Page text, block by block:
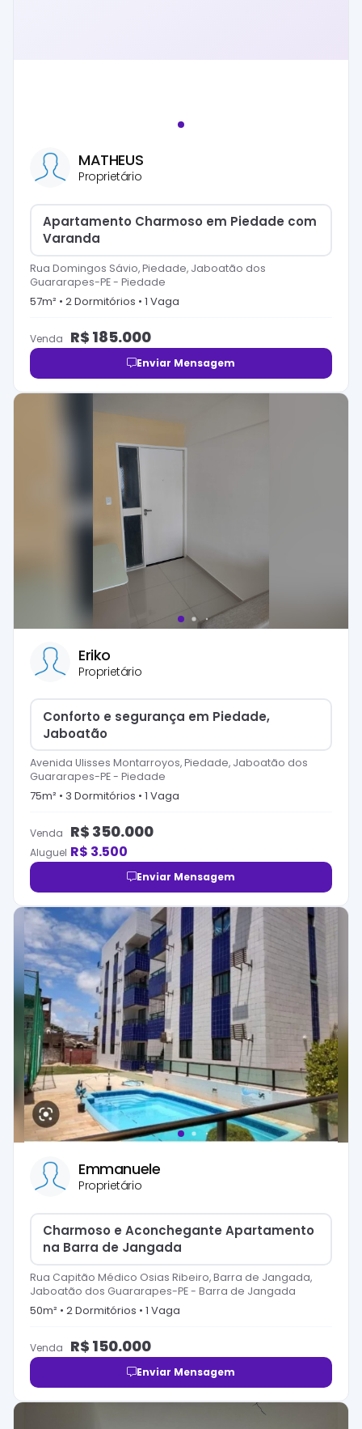
MATHEUS
Proprietário
Apartamento Charmoso em Piedade com
Varanda
Rua Domingos Sávio, Piedade, Jaboatão dos
Guararapes-PE- Piedade
57m² • 2Dormitórios • 1 Vaga
Venda R$ 185.000
Enviar Mensagem
Eriko
Proprietário
Conforto e segurança em Piedade,
Jaboatão
Avenida Ulisses Montarroyos, Piedade, Jaboatão dos
Guararapes-PE- Piedade
75m² • 3 Dormitórios • 1 Vaga
Venda R$ 350.000
Aluguel R$ 3.500
Enviar Mensagem
Emmanuele
Proprietário
Charmoso e Aconchegante Apartamento
na Barra de Jangada
Rua Capitão Médico Osias Ribeiro, Barra de Jangada,
Jaboatão dos Guararapes-PE- Barra de Jangada
50m² • 2Dormitórios • 1 Vaga
Venda R$ 150.000
Enviar Mensagem